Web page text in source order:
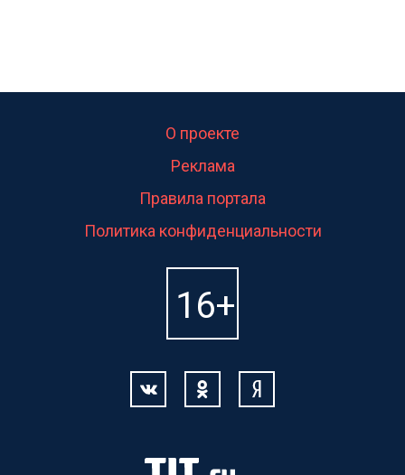
О проекте
Реклама
Правила портала
Политика конфиденциальности